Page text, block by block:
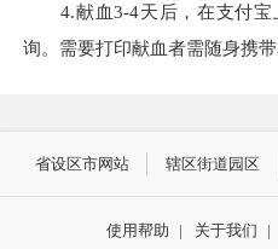
4.献血3-4天后，在支付宝
询。需要打印献血者需随身携
省设区市网站 辖区街道园区
使用帮助 | 关于我们 |